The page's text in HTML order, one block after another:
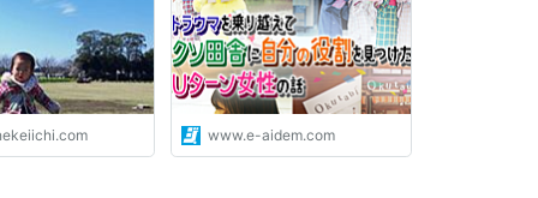
www.e-aidem.com